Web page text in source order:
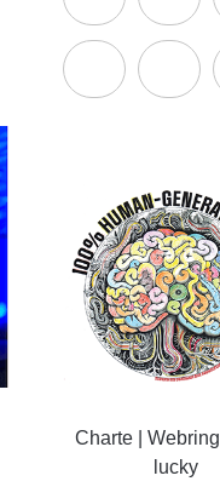
Charte |Webring
lucky